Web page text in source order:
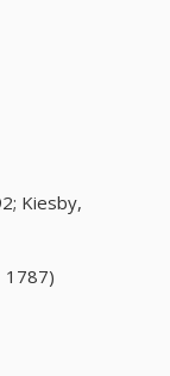
Kiesby,
1787)